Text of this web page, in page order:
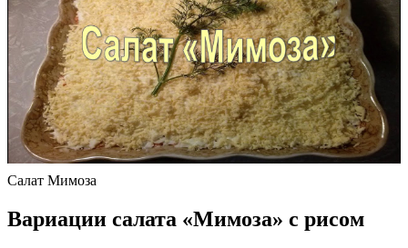
Салат Мимоза
Вариации салата «Мимоза» с рисом